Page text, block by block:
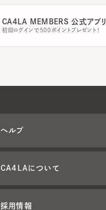
CA4LA MEMBERS 公式アプリ
初回ログインで500ポイントプレゼント！
ヘルプ
CA4LAについて
採用情報